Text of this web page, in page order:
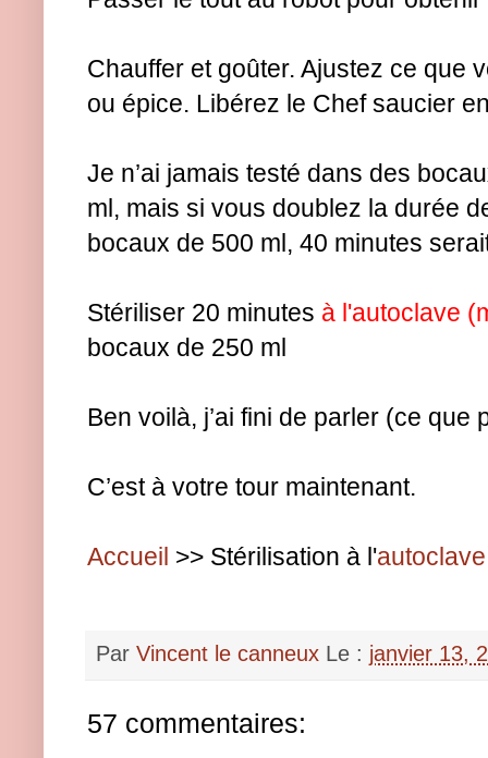
Chauffer et goûter. Ajustez ce que
ou épice. Libérez le Chef saucier
Je n’ai jamais testé dans des
ml, mais si vous doublez la durée
bocaux de 500 ml, 40 minutes
Stériliser 20 minutes à l'autoclave
bocaux de 250 ml
Ben voilà, j’ai fini de parler (ce que
C’est à votre tour maintenant.
Accueil >> Stérilisation à l'autoclave
Par Vincent le canneux Le : janvier 13,
57 commentaires: